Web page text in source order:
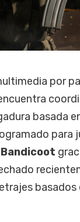
por
basada
para
basados